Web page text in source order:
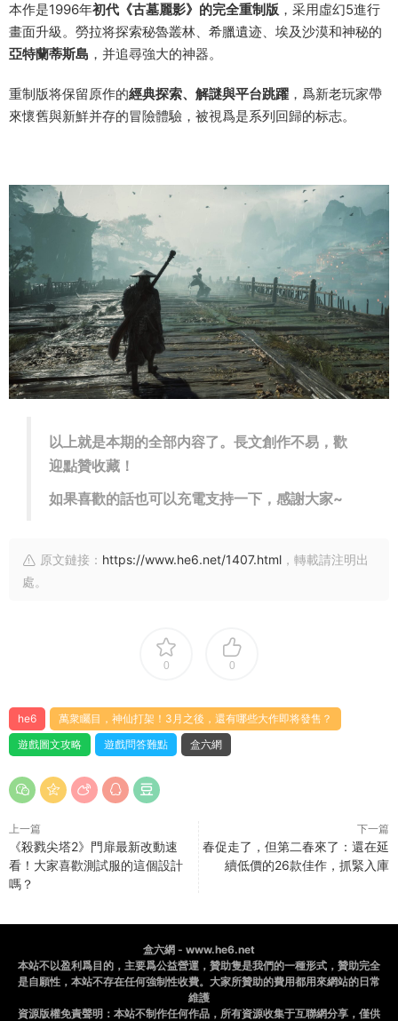
本作是1996年初代《古墓麗影》的完全重制版 ，采用虛幻5進行
畫面升級。勞拉将探索秘魯叢林、希臘遺迹、埃及沙漠和神秘的
亞特蘭蒂斯島 ，并追尋強大的神器。
重制版将保留原作的經典探索、解謎與平台跳躍 ，爲新老玩家帶
來懷舊與新鮮并存的冒險體驗，被視爲是系列回歸的标志。
以上就是本期的全部内容了。長文創作不易，歡
迎點贊收藏！
如果喜歡的話也可以充電支持一下，感謝大家~
原文鏈接： https://www.he6.net/1407.html ，轉載請注明出
處。
0 0
he6
萬衆矚目，神仙打架！3月之後，還有哪些大作即将發售？
遊戲圖文攻略
遊戲問答難點 盒六網
上一篇
《殺戮尖塔2》門扉最新改動速
看！大家喜歡測試服的這個設計
嗎？
下一篇
春促走了，但第二春來了：還在延
續低價的26款佳作，抓緊入庫
盒六網 - www.he6.net
本站不以盈利爲目的，主要爲公益營運，贊助隻是我們的一種形式，贊助完全
是自願性，本站不存在任何強制性收費。大家所贊助的費用都用來網站的日常
維護
資源版權免責聲明：本站不制作任何作品，所有資源收集于互聯網分享，僅供